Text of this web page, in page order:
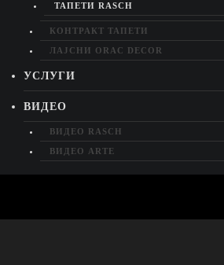
ТАПЕТИ RASCH
КОНТРАКТ ТАПЕТИ
ЛАЈСНИ ORAC DECOR
УСЛУГИ
ВИДЕО
ВИДЕО RASCH
ВИДЕО ARTE